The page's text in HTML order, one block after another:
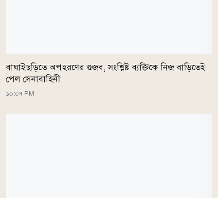
বাঘাইছড়িতে অপহরণের গুজব, সংশ্লিষ্ট ব্যক্তিকে নিজ বাড়িতেই
পেল সেনাবাহিনী
১০:০৭ PM